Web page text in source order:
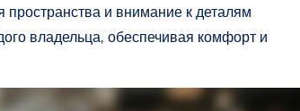
и внимание к деталям
владельца, обеспечивая комфорт и